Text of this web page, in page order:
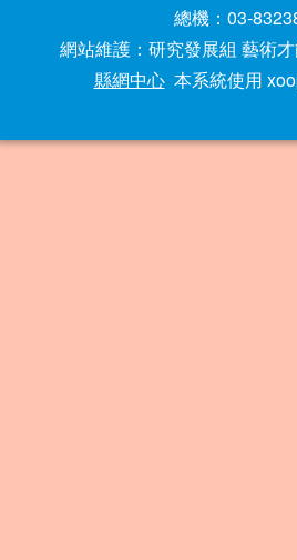
總機：03-
網站維護：研究發展組 藝術
縣網中心本系統使用